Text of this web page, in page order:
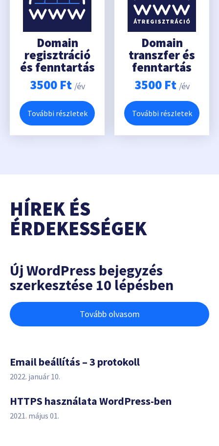
Domain
regisztráció
és fenntartás
3500 Ft /év
További részletek
Domain
transzfer és
fenntartás
3500 Ft /év
További részletek
HÍREK ÉS
ÉRDEKESSÉGEK
Új WordPress bejegyzés
szerkesztése 10 lépésben
Tovább olvasom
Email beállítás – 3 protokoll
2022. január 10.
HTTPS használata WordPress-ben
2021. május 01.